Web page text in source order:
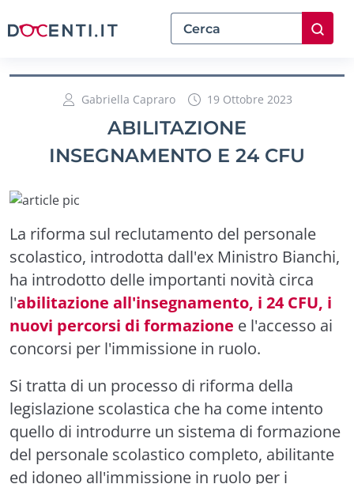
Gabriella Capraro 19 Ottobre 2023
ABILITAZIONE
INSEGNAMENTO E 24 CFU
La riforma sul reclutamento del personale
scolastico, introdotta dall'ex Ministro Bianchi,
ha introdotto delle importanti novità circa
l'abilitazione all'insegnamento, i 24 CFU, i
nuovi percorsi di formazione e l'accesso ai
concorsi per l'immissione in ruolo.
Si tratta di un processo di riforma della
legislazione scolastica che ha come intento
quello di introdurre un sistema di formazione
del personale scolastico completo, abilitante
ed idoneo all'immissione in ruolo per i